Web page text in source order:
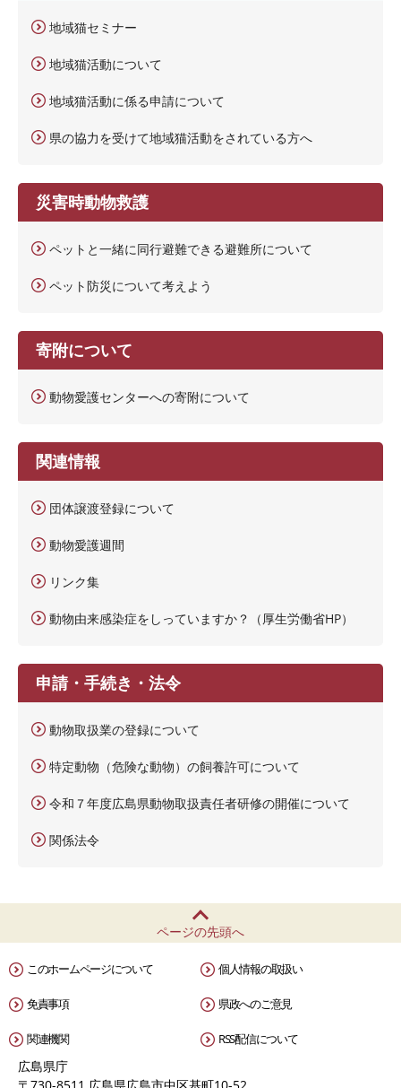
地域猫セミナー
地域猫活動について
地域猫活動に係る申請について
県の協力を受けて地域猫活動をされている方へ
災害時動物救護
ペットと一緒に同行避難できる避難所について
ペット防災について考えよう
寄附について
動物愛護センターへの寄附について
関連情報
団体譲渡登録について
動物愛護週間
リンク集
動物由来感染症をしっていますか？（厚生労働省HP）
申請・手続き・法令
動物取扱業の登録について
特定動物（危険な動物）の飼養許可について
令和７年度広島県動物取扱責任者研修の開催について
関係法令
ページの先頭へ
このホームページについて 個人情報の取扱い
免責事項 県政へのご意見
関連機関 RSS配信について
広島県庁